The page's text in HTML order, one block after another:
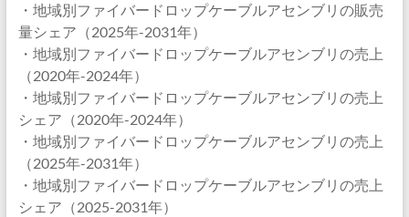
・地域別ファイバードロップケーブルアセンブリの販売
量シェア（2025年-2031年）
・地域別ファイバードロップケーブルアセンブリの売上
（2020年-2024年）
・地域別ファイバードロップケーブルアセンブリの売上
シェア（2020年-2024年）
・地域別ファイバードロップケーブルアセンブリの売上
（2025年-2031年）
・地域別ファイバードロップケーブルアセンブリの売上
シェア（2025-2031年）